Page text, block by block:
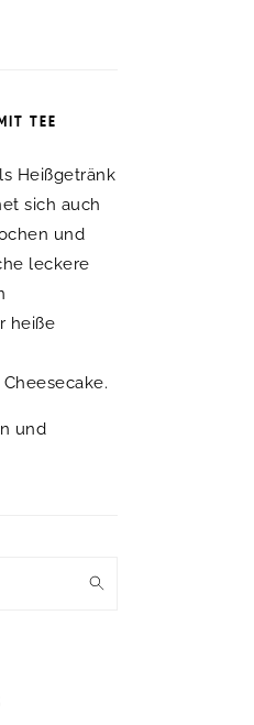
TEE
Heißgetränk
sich auch
und
leckere
heiße
und